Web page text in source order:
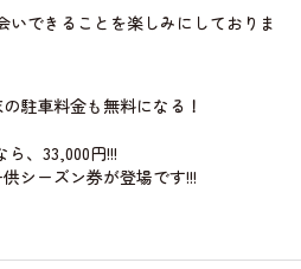
いできることを楽しみにしておりま
駐車料金も無料になる！
、33,000円!!!
シーズン券が登場です!!!